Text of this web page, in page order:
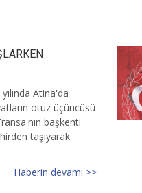
Atina'da
otuz üçüncüsü
başkenti
taşıyarak
Haberin devamı >>